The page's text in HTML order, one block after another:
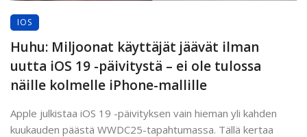
IOS
Huhu: Miljoonat käyttäjät jäävät ilman
uutta iOS 19 -päivitystä – ei ole tulossa
näille kolmelle iPhone-mallille
Apple julkistaa iOS 19 -päivityksen vain hieman yli kahden
kuukauden päästä WWDC25-tapahtumassa. Tällä kertaa